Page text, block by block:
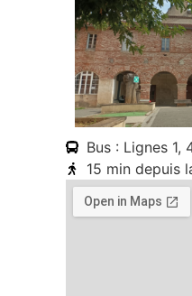
Bus : Lignes 1,
15 min depuis